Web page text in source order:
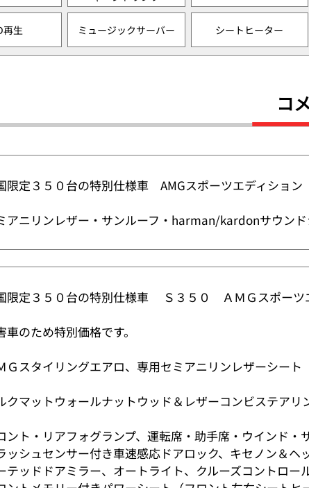
再生 ミュージックサーバー シートヒーター
コ
限定３５０台の特別仕様車 AMGスポーツエディショ
ニリンレザー・サンルーフ・harman/kardonサウン
限定３５０台の特別仕様車 Ｓ３５０ ＡＭＧスポーツ
のため特別価格です。
スタイリングエアロ、専用セミアニリンレザーシート
マットウォールナットウッド＆レザーコンビステアリ
ト・リアフォグランプ、運転席・助手席・ウインド・
ッシュセンサー付き車速感応ドアロック、キセノン＆ヘ
テッドドアミラー、オートライト、クルーズコントロール